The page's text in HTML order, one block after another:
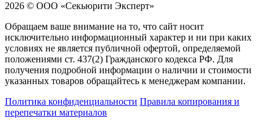
2026 © ООО «Секьюрити Эксперт»
Обращаем ваше внимание на то, что сайт носит
исключительно информационный характер и ни при каких
условиях не является публичной офертой, определяемой
положениями ст. 437(2) Гражданского кодекса РФ. Для
получения подробной информации о наличии и стоимости
указанных товаров обращайтесь к менеджерам компании.
Политика конфиденциальности Правила копирования и
перепечатки материалов